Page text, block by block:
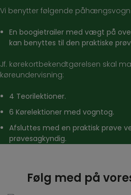
Vi benytter følgende påhængsvogn
En boogietrailer med vægt på
kan benyttes til den praktiske
Jf. kørekortbekendtgørelsen skal
køreundervisning:
4 Teorilektioner.
6 Kørelektioner med vogntog.
Afsluttes med en praktisk prøve
prøvesagkyndig.
Følg med på